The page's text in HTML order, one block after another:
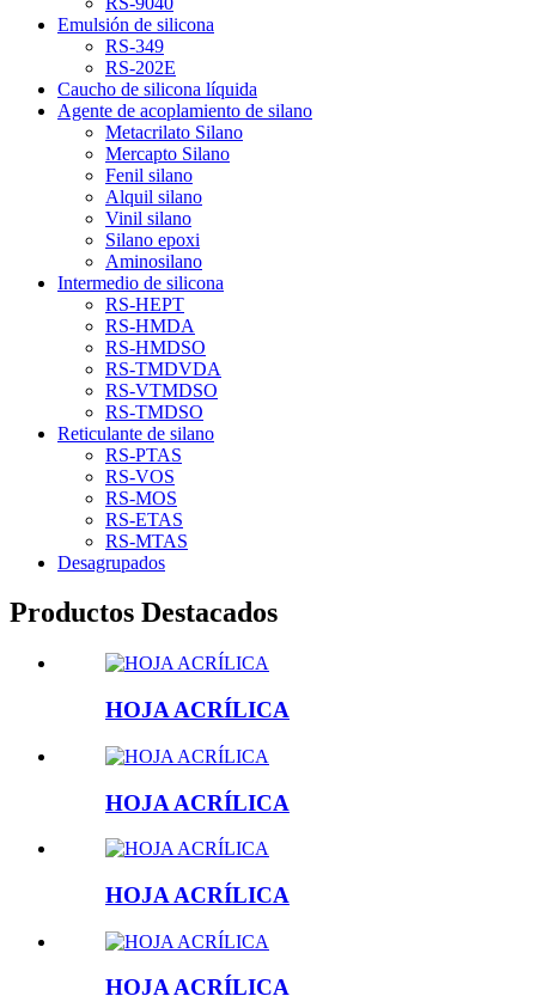
Emulsión de silicona
RS-349
RS-202E
Caucho de silicona líquida
Agente de acoplamiento de silano
Metacrilato Silano
Mercapto Silano
Fenil silano
Alquil silano
Vinil silano
Silano epoxi
Aminosilano
Intermedio de silicona
RS-HEPT
RS-HMDA
RS-HMDSO
RS-TMDVDA
RS-VTMDSO
RS-TMDSO
Reticulante de silano
RS-PTAS
RS-VOS
RS-MOS
RS-ETAS
RS-MTAS
Desagrupados
Productos Destacados
HOJA ACRÍLICA
HOJA ACRÍLICA
HOJA ACRÍLICA
HOJA ACRÍLICA